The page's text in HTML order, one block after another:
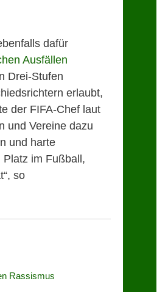
dafür
Ausfällen
Drei-Stufen
erlaubt,
der FIFA-Chef laut
und Vereine dazu
und harte
Platz im Fußball,
so
Rassismus